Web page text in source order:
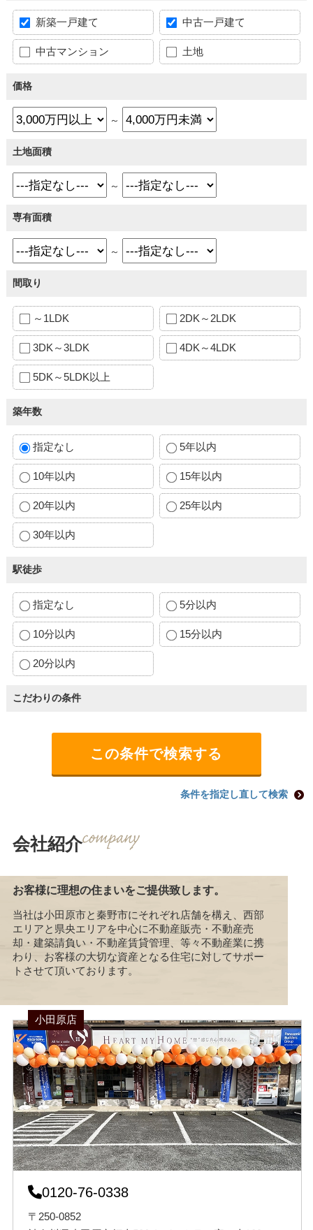
新築一戸建て 中古一戸建て
中古マンション 土地
価格
～
土地面積
～
専有面積
～
間取り
～1LDK 2DK～2LDK
3DK～3LDK 4DK～4LDK
5DK～5LDK以上
築年数
指定なし 5年以内
10年以内 15年以内
20年以内 25年以内
30年以内
駅徒歩
指定なし 5分以内
10分以内 15分以内
20分以内
こだわりの条件
条件を指定し直して検索
会社紹介
お客様に理想の住まいをご提供致します。
当社は小田原市と秦野市にそれぞれ店舗を構え、西部
エリアと県央エリアを中心に不動産販売・不動産売
却・建築請負い・不動産賃貸管理、等々不動産業に携
わり、お客様の大切な資産となる住宅に対してサポー
トさせて頂いております。
小田原店
0120-76-0338
〒250-0852